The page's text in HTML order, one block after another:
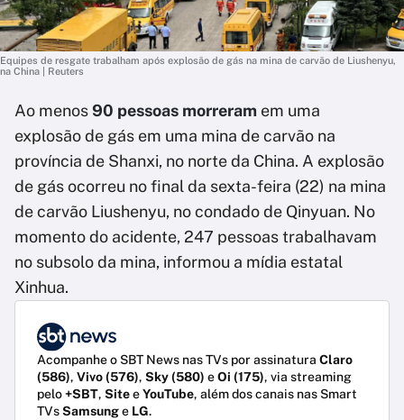
Equipes de resgate trabalham após explosão de gás na mina de carvão de Liushenyu,
na China | Reuters
Ao menos90 pessoas morreram em uma
explosão de gás em uma mina de carvão na
província de Shanxi, no norte da China. A explosão
de gás ocorreu no final da sexta-feira (22) na mina
de carvão Liushenyu, no condado de Qinyuan. No
momento do acidente, 247 pessoas trabalhavam
no subsolo da mina, informou a mídia estatal
Xinhua.
Acompanhe o SBT News nas TVs por assinatura Claro
(586), Vivo (576), Sky (580) eOi (175), via streaming
pelo+SBT, SiteeYouTube, além dos canais nas Smart
TVsSamsunge LG.